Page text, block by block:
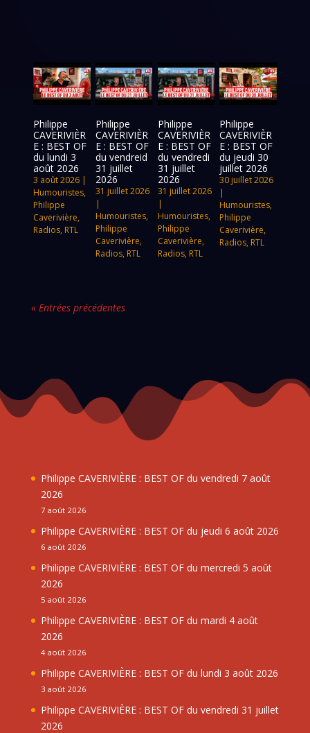
Philippe
CAVERIVIÈR
E : BEST OF
du lundi 3
août 2026
3 août 2026 |
Humouristes,
Philippe
Caverivière,
Radios, RTL
Philippe
CAVERIVIÈR
E : BEST OF
du vendreid
31 juillet
2026
31 juillet 2026
|
Humouristes,
Philippe
Caverivière,
Radios, RTL
Philippe
CAVERIVIÈR
E : BEST OF
du vendredi
31 juillet
2026
31 juillet 2026
|
Humouristes,
Philippe
Caverivière,
Radios, RTL
Philippe
CAVERIVIÈR
E : BEST OF
du jeudi 30
juillet 2026
30 juillet 2026
|
Humouristes,
Philippe
Caverivière,
Radios, RTL
« Entrées précédentes
Philippe CAVERIVIÈRE : BEST OF du vendredi 7 août
2026
7 août 2026
Philippe CAVERIVIÈRE : BEST OF du jeudi 6 août 2026
6 août 2026
Philippe CAVERIVIÈRE : BEST OF du mercredi 5 août
2026
5 août 2026
Philippe CAVERIVIÈRE : BEST OF du mardi 4 août
2026
4 août 2026
Philippe CAVERIVIÈRE : BEST OF du lundi 3 août 2026
3 août 2026
Philippe CAVERIVIÈRE : BEST OF du vendredi 31 juillet
2026